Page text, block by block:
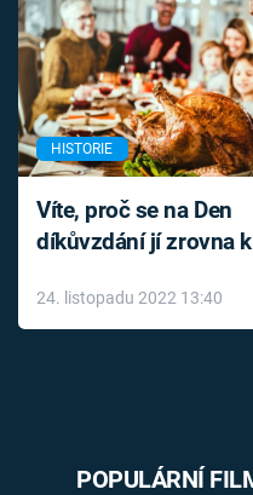
HISTORIE
Víte, proč se na Den
díkůvzdání jí zrovna
24. listopadu 2022 13:40
POPULÁRNÍ